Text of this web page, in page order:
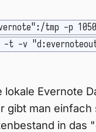
tmp -p
-t -v
lokale Evernote
gibt man
in das